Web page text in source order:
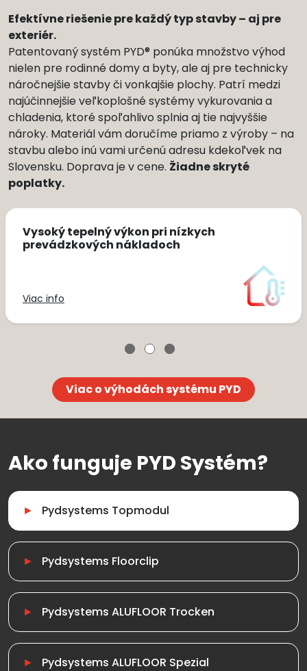
Efektívne riešenie pre každý typ stavby – aj pre
exteriér.
Patentovaný systém PYD® ponúka množstvo výhod
nielen pre rodinné domy a byty, ale aj pre technicky
náročnejšie stavby či vonkajšie plochy. Patrí medzi
najúčinnejšie veľkoplošné systémy vykurovania a
chladenia, ktoré spoľahlivo splnia aj tie najvyššie
nároky. Materiál vám doručíme priamo z výroby – na
stavbu alebo inú vami určenú adresu kdekoľvek na
Slovensku. Doprava je v cene. Žiadne skryté
poplatky.
Vysoký tepelný výkon pri nízkych
prevádzkových nákladoch
Viac info
Viac o výhodách systému PYD
Ako funguje PYD Systém?
Pydsystems Topmodul
Pydsystems Floorclip
Pydsystems ALUFLOOR Trocken
Pydsystems ALUFLOOR Spezial